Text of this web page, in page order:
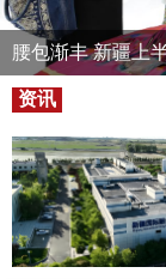
腰包渐丰 新疆上
资讯